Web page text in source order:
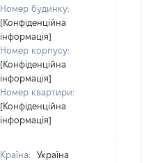
Номер будинку:
[Конфіденційна
інформація]
Номер корпусу:
[Конфіденційна
інформація]
Номер квартири:
[Конфіденційна
інформація]
Країна:
Україна